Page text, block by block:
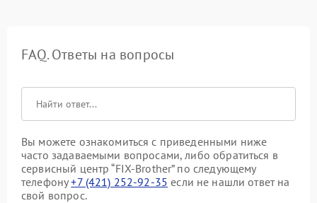
FAQ. Ответы на вопросы
Вы можете ознакомиться с приведенными ниже
часто задаваемыми вопросами, либо обратиться в
сервисный центр “FIX-Brother” по следующему
телефону+7 (421) 252-92-35 если не нашли ответ на
свой вопрос.